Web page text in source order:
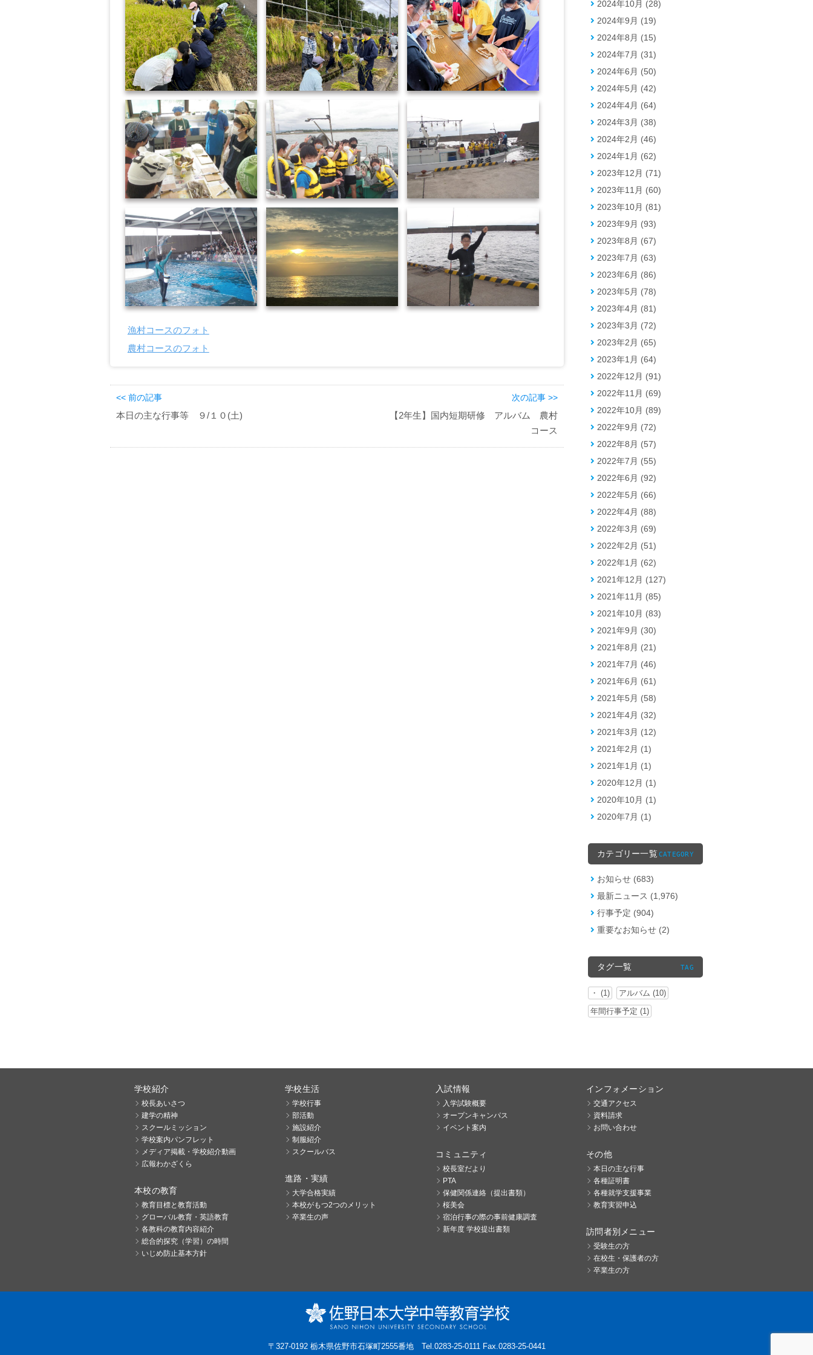
漁村コースのフォト
農村コースのフォト
<< 前の記事
本日の主な行事等 ９/１０(土)
次の記事 >>
【2年生】国内短期研修 アルバム 農村
コース
2024年10月 (28)
2024年9月 (19)
2024年8月 (15)
2024年7月 (31)
2024年6月 (50)
2024年5月 (42)
2024年4月 (64)
2024年3月 (38)
2024年2月 (46)
2024年1月 (62)
2023年12月 (71)
2023年11月 (60)
2023年10月 (81)
2023年9月 (93)
2023年8月 (67)
2023年7月 (63)
2023年6月 (86)
2023年5月 (78)
2023年4月 (81)
2023年3月 (72)
2023年2月 (65)
2023年1月 (64)
2022年12月 (91)
2022年11月 (69)
2022年10月 (89)
2022年9月 (72)
2022年8月 (57)
2022年7月 (55)
2022年6月 (92)
2022年5月 (66)
2022年4月 (88)
2022年3月 (69)
2022年2月 (51)
2022年1月 (62)
2021年12月 (127)
2021年11月 (85)
2021年10月 (83)
2021年9月 (30)
2021年8月 (21)
2021年7月 (46)
2021年6月 (61)
2021年5月 (58)
2021年4月 (32)
2021年3月 (12)
2021年2月 (1)
2021年1月 (1)
2020年12月 (1)
2020年10月 (1)
2020年7月 (1)
カテゴリー一覧 CATEGORY
お知らせ (683)
最新ニュース (1,976)
行事予定 (904)
重要なお知らせ (2)
タグ一覧 TAG
・ (1)
アルバム (10)
年間行事予定 (1)
学校紹介
校長あいさつ
建学の精神
スクールミッション
学校案内パンフレット
メディア掲載・学校紹介動画
広報わかざくら
本校の教育
教育目標と教育活動
グローバル教育・英語教育
各教科の教育内容紹介
総合的探究（学習）の時間
いじめ防止基本方針
学校生活
学校行事
部活動
施設紹介
制服紹介
スクールバス
進路・実績
大学合格実績
本校がもつ2つのメリット
卒業生の声
入試情報
入学試験概要
オープンキャンパス
イベント案内
コミュニティ
校長室だより
PTA
保健関係連絡（提出書類）
桜美会
宿泊行事の際の事前健康調査
新年度 学校提出書類
インフォメーション
交通アクセス
資料請求
お問い合わせ
その他
本日の主な行事
各種証明書
各種就学支援事業
教育実習申込
訪問者別メニュー
受験生の方
在校生・保護者の方
卒業生の方
〒327-0192 栃木県佐野市石塚町2555番地 Tel.0283-25-0111 Fax.0283-25-0441